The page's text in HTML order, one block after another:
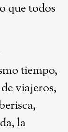
que todos
tiempo,
viajeros,
la